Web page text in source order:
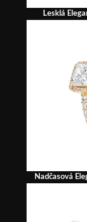
Lesklá
Nadčasová